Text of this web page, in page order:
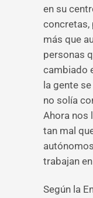
en su
concretas,
más que
personas
cambiado
la gente
no solía
Ahora nos
tan mal
trabajan
Según la